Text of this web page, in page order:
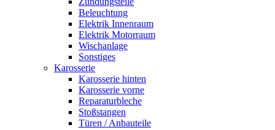
Beleuchtung
Elektrik Innenraum
Elektrik Motorraum
Wischanlage
Sonstiges
Karosserie
Karosserie hinten
Karosserie vorne
Reparaturbleche
Stoßstangen
Türen / Anbauteile